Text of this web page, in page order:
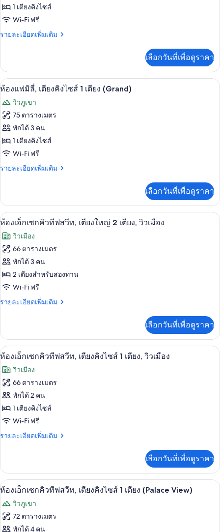
เตียง
ห้อง
ดี
ลัก
เตียง
คิง
ไซส์
1
เตียง
1 เตียงคิงไซส์
Wi-Fi ฟรี
รายละเอียดเพิ่มเติม
ราย
เกี่ยว
กับ
ห้อง
ลัก
ซ์,
เตียง
คิง
ไซส์
เตียง
เลือกวันที่เพื่อดูราคา
เปิด
ภาพถ่าย
ทั้งหมด
ของ
ห้อง
แฟ
มิ
เตียง
คิง
ไซส์
1
เตียง
(Grand)
2
ห้องแฟมิลี่, เตียงคิงไซส์ 1 เตียง (Grand)
วิวภูเขา
75 ตารางเมตร
พักได้ 3 คน
1 เตียงคิงไซส์
Wi-Fi ฟรี
รายละเอียดเพิ่มเติม
ราย
เกี่ยว
กับ
ห้อง
มิ
ลี่,
เตียง
คิง
ไซส์
เตียง
(Grand)
เลือกวันที่เพื่อดูราคา
เปิด
ภาพถ่าย
ทั้งหมด
ของ
ห้อง
เอ็ก
เซก
ทีฟ
สวีท,
เตียง
ใหญ่
2
เตียง,
วิว
เครื่องนอนระดับพรีเมียม, มินิบาร์, ตู้นิ
5
ห้องเอ็กเซกคิวทีฟสวีท, เตียงใหญ่ 2 เตียง, วิวเมือง
วิวเมือง
66 ตารางเมตร
พักได้ 3 คน
2 เตียงสำหรับสองท่าน
Wi-Fi ฟรี
รายละเอียดเพิ่มเติม
ราย
เกี่ยว
กับ
ห้อง
เซก
คิว
ทีฟ
สวี
ท,
เตียง
ใหญ่
2
เลือกวันที่เพื่อดูราคา
เปิด
ภาพถ่าย
ทั้งหมด
ของ
ห้อง
เอ็ก
เซก
ทีฟ
สวีท,
เตียง
คิง
ไซส์
เครื่องนอนระดับพรีเมียม, มินิบาร์, ตู้นิ
5
ห้องเอ็กเซกคิวทีฟสวีท, เตียงคิงไซส์ 1 เตียง, วิวเมือง
วิวเมือง
66 ตารางเมตร
พักได้ 2 คน
1 เตียงคิงไซส์
Wi-Fi ฟรี
รายละเอียดเพิ่มเติม
ราย
เกี่ยว
กับ
ห้อง
เซก
คิว
ทีฟ
เลือกวันที่เพื่อดูราคา
เปิด
ภาพถ่าย
ทั้งหมด
ของ
ห้องเอ็กเซกคิวทีฟสวีท, เตียงคิงไซส์ 1
6
ห้องเอ็กเซกคิวทีฟสวีท, เตียงคิงไซส์ 1 เตียง (Palace View)
วิวภูเขา
72 ตารางเมตร
พักได้ 4 คน